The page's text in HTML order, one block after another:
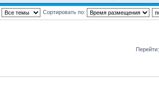
Сортировать по:
Перейти: